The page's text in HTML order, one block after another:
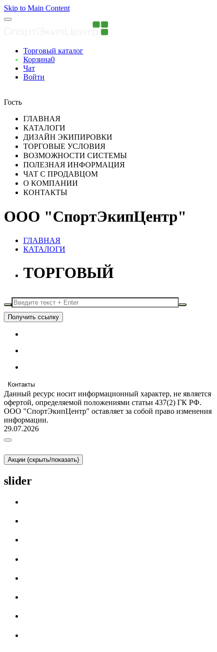
Skip to Main Content
Торговый каталог
Корзина0
Чат
Войти
Гость
ГЛАВНАЯ
КАТАЛОГИ
ДИЗАЙН ЭКИПИРОВКИ
ТОРГОВЫЕ УСЛОВИЯ
ВОЗМОЖНОСТИ СИСТЕМЫ
ПОЛЕЗНАЯ ИНФОРМАЦИЯ
ЧАТ С ПРОДАВЦОМ
О КОМПАНИИ
КОНТАКТЫ
ООО "СпортЭкипЦентр"
ГЛАВНАЯ
КАТАЛОГИ
ТОРГОВЫЙ
Получить ссылку
Контакты
Данный ресурс носит информационный характер, не является
офертой, определяемой положениями статьи 437(2) ГК РФ.
ООО "СпортЭкипЦентр" оставляет за собой право изменения
информации.
29.07.2026
Акции (скрыть/показать)
slider